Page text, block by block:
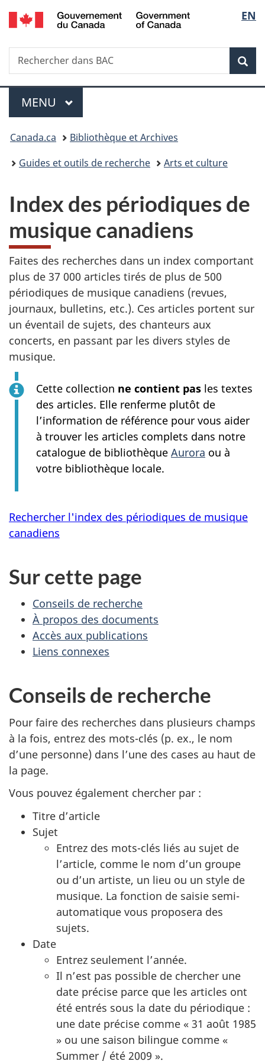
Passer
au
Passer
à
du
Passer
à
simplifiée
de
la
EN
Recherche
Rechercher
dans
Menu
MENU PRINCIPAL
Vous
êtes
Canada.ca
Bibliothèque et Archives
Guides et outils de recherche
Arts et culture
Index des périodiques de
musique canadiens
Faites des recherches dans un index comportant
plus de 37 000 articles tirés de plus de 500
périodiques de musique canadiens (revues,
journaux, bulletins, etc.). Ces articles portent sur
un éventail de sujets, des chanteurs aux
concerts, en passant par les divers styles de
musique.
Cette collection ne contient pas les textes
des articles. Elle renferme plutôt de
l’information de référence pour vous aider
à trouver les articles complets dans notre
catalogue de bibliothèque Aurora ou à
votre bibliothèque locale.
Rechercher l'index des périodiques de musique
canadiens
Sur cette page
Conseils de recherche
À propos des documents
Accès aux publications
Liens connexes
Conseils de recherche
Pour faire des recherches dans plusieurs champs
à la fois, entrez des mots-clés (p. ex., le nom
d’une personne) dans l’une des cases au haut de
la page.
Vous pouvez également chercher par :
Titre d’article
Sujet
Entrez des mots-clés liés au sujet de
l’article, comme le nom d’un groupe
ou d’un artiste, un lieu ou un style de
musique. La fonction de saisie semi-
automatique vous proposera des
sujets.
Date
Entrez seulement l’année.
Il n’est pas possible de chercher une
date précise parce que les articles ont
été entrés sous la date du périodique :
une date précise comme « 31 août 1985
» ou une saison bilingue comme «
Summer / été 2009 ».